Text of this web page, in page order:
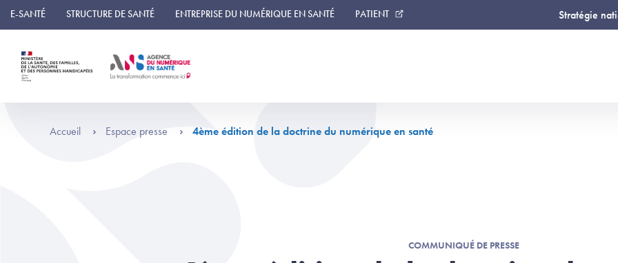
Panneau de gestion des cookies
E-SANTÉ STRUCTURE DE SANTÉ ENTREPRISE DU NUMÉRIQUE EN SANTÉ PATIENT Stratégie
Accueil Espace presse 4ème édition de la doctrine du numérique en santé
COMMUNIQUÉ DE PRESSE